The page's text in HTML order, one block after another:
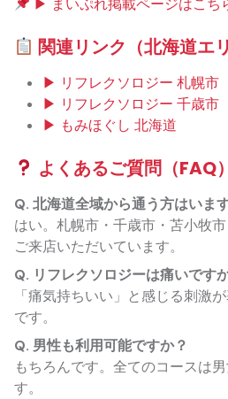
▶ まいぷれ掲載ページはこち
関連リンク（北海道エ
▶ リフレクソロジー 札幌市
▶ リフレクソロジー 千歳市
▶ もみほぐし 北海道
よくあるご質問（FAQ）
Q. 北海道全域から通う方はいま
はい。札幌市・千歳市・苫小牧
ご来店いただいています。
Q. リフレクソロジーは痛いです
「痛気持ちいい」と感じる刺激
です。
Q. 男性も利用可能ですか？
もちろんです。全てのコースは
す。